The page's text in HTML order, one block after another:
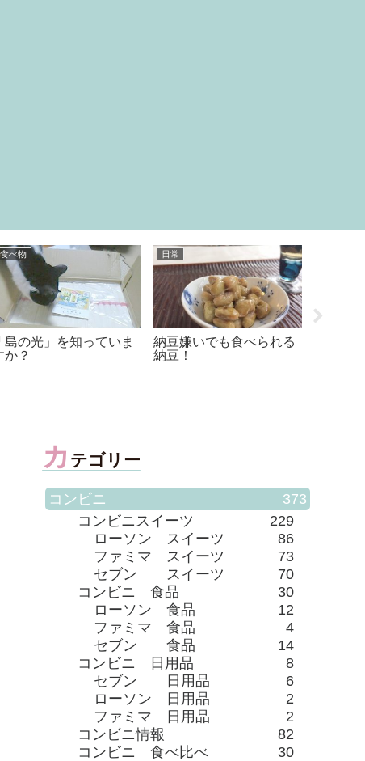
ファミマ スイーツ
ァミリーマートのリッ
フラッペマンゴーが美
セブン スイーツ
コンビニスイーツ「セブ
ンイレブンのどらまき姉
カ テゴリー
コンビニ
373
コンビニスイーツ
229
ローソン スイーツ
86
ファミマ スイーツ
73
セブン スイーツ
70
コンビニ 食品
30
ローソン 食品
12
ファミマ 食品
4
セブン 食品
14
コンビニ 日用品
8
セブン 日用品
6
ローソン 日用品
2
ファミマ 日用品
2
コンビニ情報
82
コンビニ 食べ比べ
30